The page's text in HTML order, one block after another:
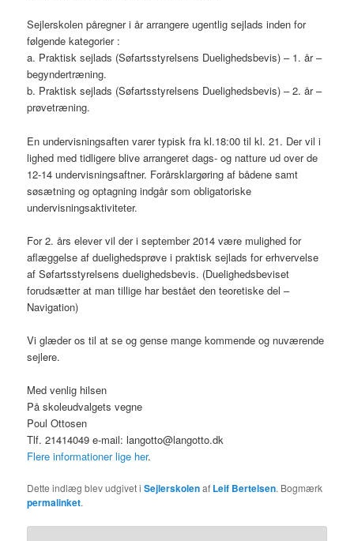
Sejlerskolen påregner i år arrangere ugentlig sejlads inden for
følgende kategorier :
a. Praktisk sejlads (Søfartsstyrelsens Duelighedsbevis) – 1. år –
begyndertræning.
b. Praktisk sejlads (Søfartsstyrelsens Duelighedsbevis) – 2. år –
prøvetræning.
En undervisningsaften varer typisk fra kl.18:00 til kl. 21. Der vil i
lighed med tidligere blive arrangeret dags- og natture ud over de
12-14 undervisningsaftner. Forårsklargøring af bådene samt
søsætning og optagning indgår som obligatoriske
undervisningsaktiviteter.
For 2. års elever vil der i september 2014 være mulighed for
aflæggelse af duelighedsprøve i praktisk sejlads for erhvervelse
af Søfartsstyrelsens duelighedsbevis. (Duelighedsbeviset
forudsætter at man tillige har bestået den teoretiske del –
Navigation)
Vi glæder os til at se og gense mange kommende og nuværende
sejlere.
Med venlig hilsen
På skoleudvalgets vegne
Poul Ottosen
Tlf. 21414049 e-mail: langotto@langotto.dk
Flere informationer lige her.
Dette indlæg blev udgivet iSejlerskolenaf Leif Bertelsen. Bogmærk
permalinket.